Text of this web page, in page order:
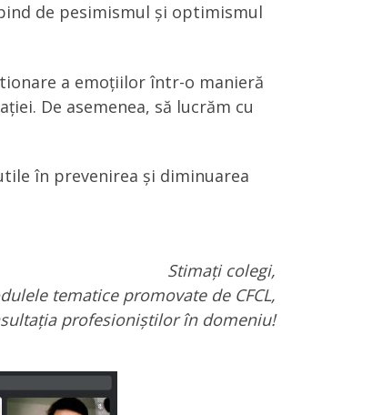
de pesimismul și optimismul
a emoțiilor într-o manieră
De asemenea, să lucrăm cu
în prevenirea și diminuarea
Stimați colegi,
tematice promovate de CFCL,
profesioniștilor în domeniu!